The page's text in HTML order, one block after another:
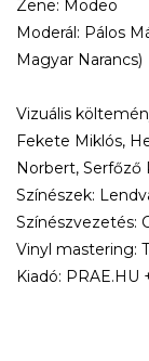
Zene: Modeo
Moderál: Pálos
Magyar Narancs)
Vizuális
Fekete Miklós,
Norbert, Serfőző
Színészek:
Színészvezetés:
Vinyl mastering:
Kiadó: PRAE.HU